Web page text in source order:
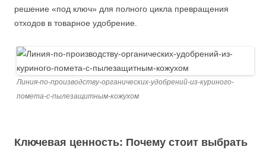
решение «под ключ» для полного цикла превращения
отходов в товарное удобрение.
Линия-по-производству-органических-удобрений-из-куриного-
помета-с-пылезащитным-кожухом
Ключевая ценность: Почему стоит выбрать